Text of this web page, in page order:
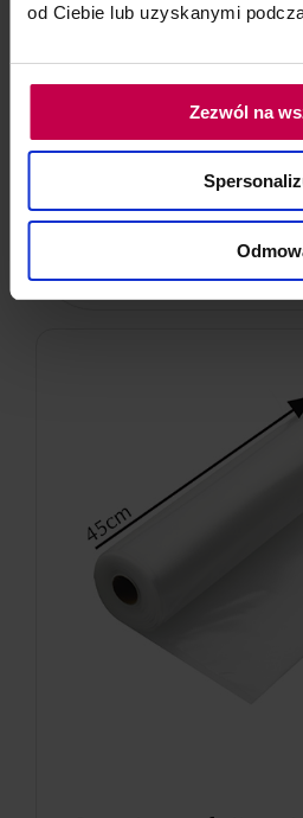
od Ciebie lub uzyskanymi
Zezwól na
Polecane do zabiegów
Kod: 53094
11, -11, - zł